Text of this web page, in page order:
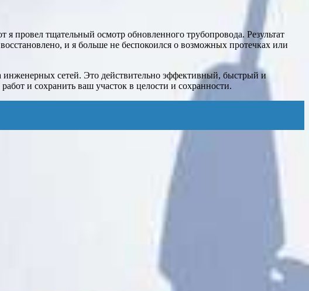
провел тщательный осмотр обновленного трубопровода. Результат
и я больше не беспокоился о возможных протечках или
сетей. Это действительно эффективный, быстрый и
и сохранить ваш участок в целости и сохранности.